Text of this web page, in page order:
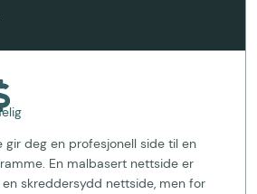
gir deg en profesjonell side til en
En malbasert nettside er
en skreddersydd nettside, men for